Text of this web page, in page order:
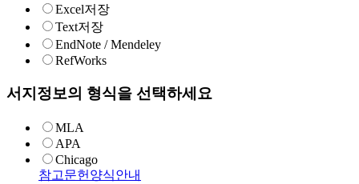
Excel저장
Text저장
EndNote / Mendeley
RefWorks
서지정보의 형식을 선택하세요
MLA
APA
Chicago
참고문헌양식안내